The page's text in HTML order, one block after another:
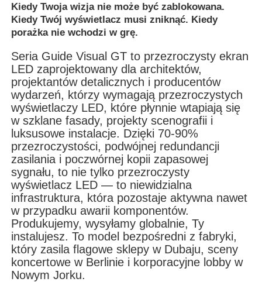
Do domu
Produkty
Filmy
Pokaz VR
O nas
Wycieczka po fabryce
Kiedy Twoja wizja nie może być zablokowana.
Kiedy Twój wyświetlacz musi zniknąć. Kiedy
porażka nie wchodzi w grę.
Seria Guide Visual GT to przezroczysty ekran
LED zaprojektowany dla architektów,
projektantów detalicznych i producentów
wydarzeń, którzy wymagają przezroczystych
wyświetlaczy LED, które płynnie wtapiają się
w szklane fasady, projekty scenografii i
luksusowe instalacje. Dzięki 70-90%
przezroczystości, podwójnej redundancji
zasilania i poczwórnej kopii zapasowej
sygnału, to nie tylko przezroczysty
wyświetlacz LED — to niewidzialna
infrastruktura, która pozostaje aktywna nawet
w przypadku awarii komponentów.
Produkujemy, wysyłamy globalnie, Ty
instalujesz. To model bezpośredni z fabryki,
który zasila flagowe sklepy w Dubaju, sceny
koncertowe w Berlinie i korporacyjne lobby w
Nowym Jorku.